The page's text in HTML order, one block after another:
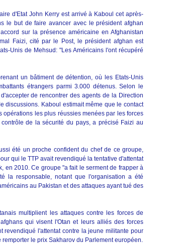
d'Etat John Kerry est arrivé à Kaboul cet après-
le but de faire avancer avec le président afghan
sur la présence américaine en Afghanistan
Faizi, cité par le Post, le président afghan est
Unis de Mehsud: "Les Américains l'ont récupéré
un bâtiment de détention, où les Etats-Unis
étrangers parmi 3.000 détenus. Selon le
de rencontrer des agents de la Direction
discussions. Kaboul estimait même que le contact
les plus réussies menées par les forces
de la sécurité du pays, a précisé Faizi au
été un proche confident du chef de ce groupe,
qui le TTP avait revendiqué la tentative d'attentat
en 2010. Ce groupe "a fait le serment de frapper à
la responsable, notant que l'organisation a été
au Pakistan et des attaques ayant tué des
multiplient les attaques contre les forces de
qui visent l'Otan et leurs alliés des forces
revendiqué l'attentat contre la jeune militante pour
le prix Sakharov du Parlement européen.